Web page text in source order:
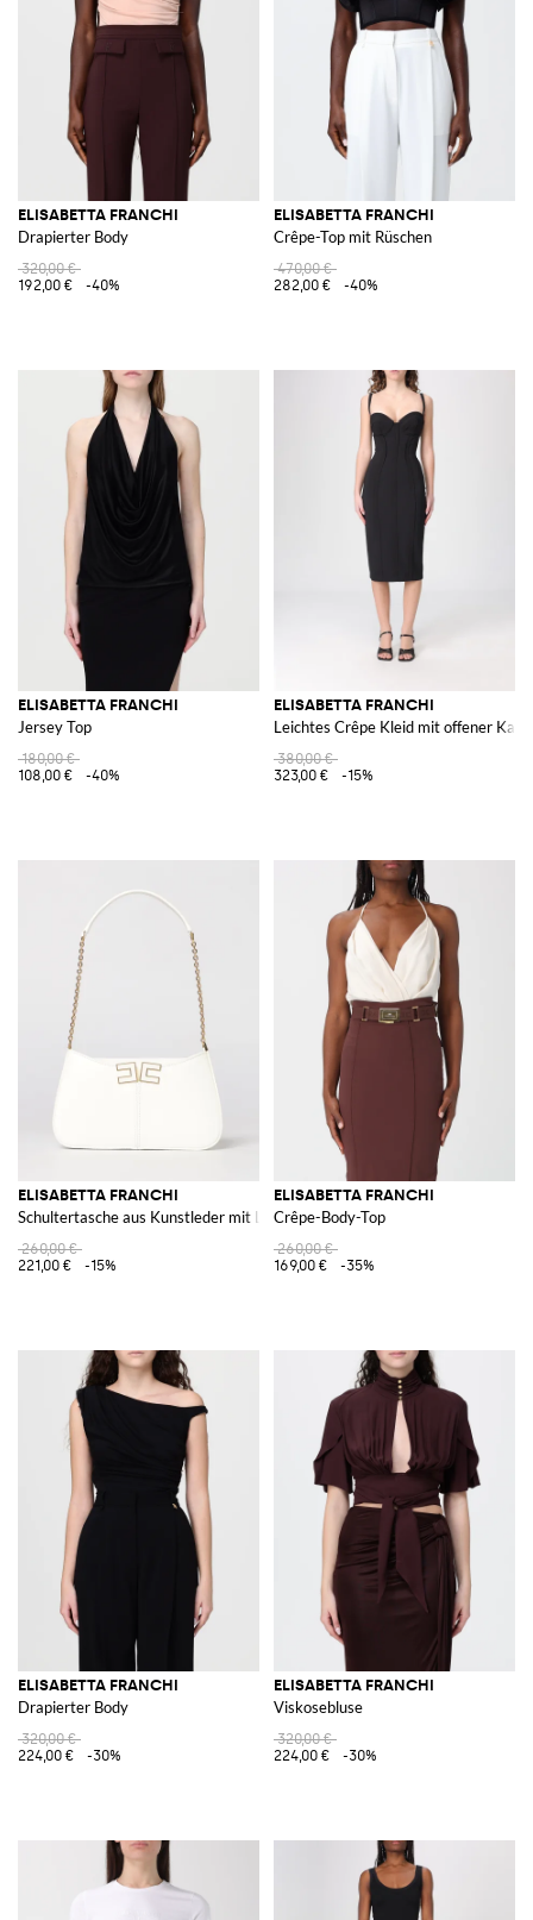
ELISABETTA FRANCHI
Drapierter Body
320,00 €
192,00 €
-40%
ELISABETTA FRANCHI
Crêpe-Top mit Rüschen
470,00 €
282,00 €
-40%
ELISABETTA FRANCHI
Jersey Top
180,00 €
108,00 €
-40%
ELISABETTA FRANCHI
Leichtes Crêpe Kleid mit offener
380,00 €
323,00 €
-15%
ELISABETTA FRANCHI
Schultertasche aus Kunstleder mit Logo
260,00 €
221,00 €
-15%
ELISABETTA FRANCHI
Crêpe-Body-Top
260,00 €
169,00 €
-35%
ELISABETTA FRANCHI
Drapierter Body
320,00 €
224,00 €
-30%
ELISABETTA FRANCHI
Viskosebluse
320,00 €
224,00 €
-30%